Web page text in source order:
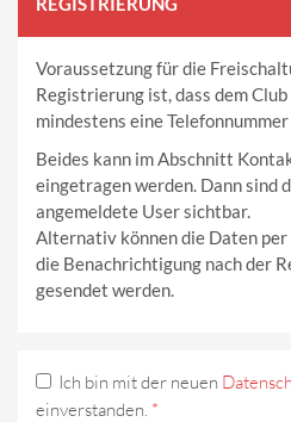
Voraussetzung für die
Registrierung ist, dass dem
mindestens eine
Beides kann im Abschnitt
eingetragen werden. Dann sind
angemeldete User sichtbar.
Alternativ können die Daten
die Benachrichtigung nach der
gesendet werden.
Ich bin mit der neuen
einverstanden. *